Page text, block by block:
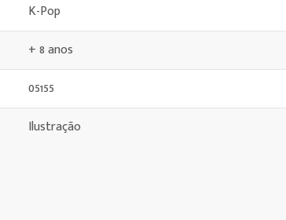
K-Pop
+ 8 anos
05155
Ilustração